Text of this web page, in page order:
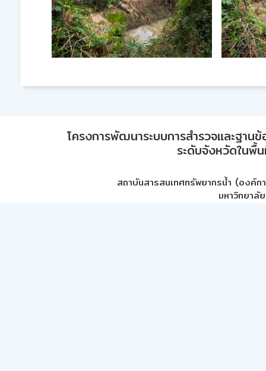
โครงการพัฒนาระบบการสำรวจและฐา
ระดับจังหวัดในพื้
สถาบันสารสนเทศทรัพยากรน้ำ (องค์ก
มหาวิทยาลั